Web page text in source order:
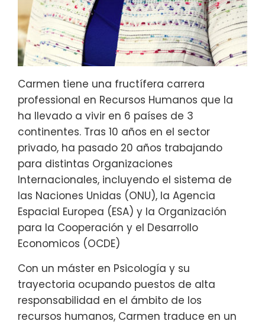
Carmen tiene una fructífera carrera
professional en Recursos Humanos que la
ha llevado a vivir en 6 países de 3
continentes. Tras 10 años en el sector
privado, ha pasado 20 años trabajando
para distintas Organizaciones
Internacionales, incluyendo el sistema de
las Naciones Unidas (ONU), la Agencia
Espacial Europea (ESA) y la Organización
para la Cooperación y el Desarrollo
Economicos (OCDE)
Con un máster en Psicología y su
trayectoria ocupando puestos de alta
responsabilidad en el ámbito de los
recursos humanos, Carmen traduce en un